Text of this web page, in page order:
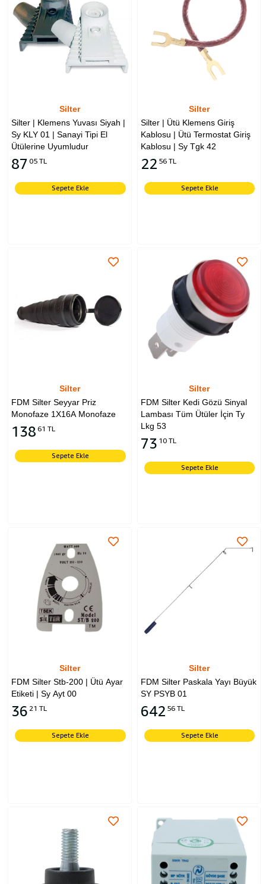
Silter
Silter | Klemens Yuvası Siyah |
Sy KLY 01 | Sanayi Tipi El
Ütülerine Uyumludur
87 05 TL
Sepete Ekle
Silter
Silter | Ütü Klemens Giriş
Kablosu | Ütü Termostat Giriş
Kablosu | Sy Tgk 42
22 56 TL
Sepete Ekle
Silter
FDM Silter Seyyar Priz
Monofaze 1X16A Monofaze
138 61 TL
Sepete Ekle
Silter
FDM Silter Kedi Gözü Sinyal
Lambası Tüm Ütüler İçin Ty
Lkg 53
73 10 TL
Sepete Ekle
Silter
FDM Silter Stb-200 | Ütü Ayar
Etiketi | Sy Ayt 00
36 21 TL
Sepete Ekle
Silter
FDM Silter Paskala Yayı Büyük
SY PSYB 01
642 56 TL
Sepete Ekle